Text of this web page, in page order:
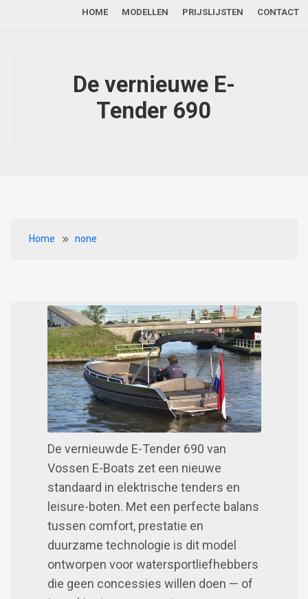
Overslaan en naar de inhoud gaan
Main navigation
HOME MODELLEN PRIJSLIJSTEN CONTACT
De vernieuwe E-
Tender 690
Kruimelpad
Home none
Image
De vernieuwde E-Tender 690 van
Vossen E-Boats zet een nieuwe
standaard in elektrische tenders en
leisure-boten. Met een perfecte balans
tussen comfort, prestatie en
duurzame technologie is dit model
ontworpen voor watersportliefhebbers
die geen concessies willen doen — of